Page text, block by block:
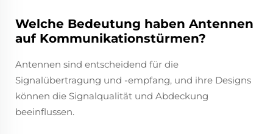
Welche Bedeutung haben Antennen
auf Kommunikationstürmen?
Antennen sind entscheidend für die
Signalübertragung und -empfang, und ihre Designs
können die Signalqualität und Abdeckung
beeinflussen.